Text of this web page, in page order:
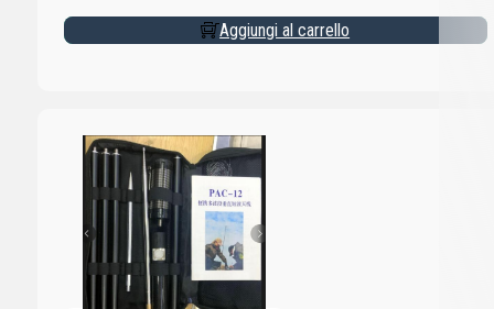
Aggiungi al carrello